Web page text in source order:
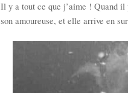
Il y a tout ce que j’aime ! Quand il
son amoureuse, et elle arrive en